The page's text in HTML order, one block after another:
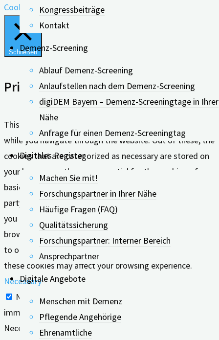
Kongressbeiträge
Kontakt
Demenz-Screening
Ablauf Demenz-Screening
Anlaufstellen nach dem Demenz-Screening
digiDEM Bayern – Demenz-Screeningtage in Ihrer
Nähe
Anfrage für einen Demenz-Screeningtag
Digitales Register
Machen Sie mit!
Forschungspartner in Ihrer Nähe
Häufige Fragen (FAQ)
Qualitätssicherung
Forschungspartner: Interner Bereich
Ansprechpartner
Digitale Angebote
Menschen mit Demenz
Pflegende Angehörige
Ehrenamtliche
Cookie Einstellungen Alle Akzeptieren
Schließen
Privacy Overview
This website uses cookies to improve your experience
while you navigate through the website. Out of these, the
cookies that are categorized as necessary are stored on
your browser as they are essential for the working of
basic functionalities of the website. We also use third-
party cookies that help us analyze and understand how
you use this website. These cookies will be stored in your
browser only with your consent. You also have the option
to opt-out of these cookies. But opting out of some of
these cookies may affect your browsing experience.
Necessary
Necessary
immer aktiv
Necessary cookies are absolutely essential for the